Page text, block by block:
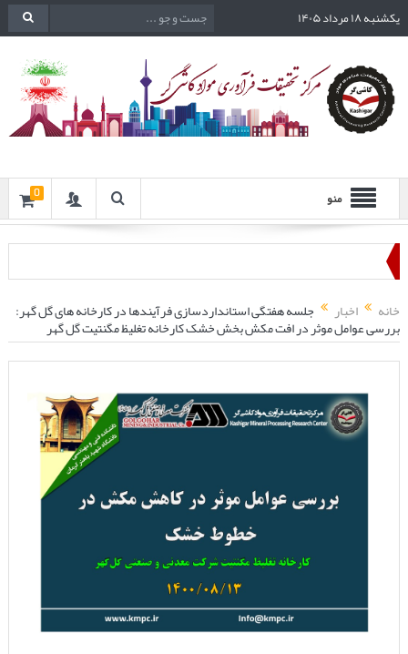
یکشنبه ۱۸ مرداد ۱۴۰۵
منو 0
خانه اخبار جلسه هفتگی استانداردسازی فرآیندها در کارخانه های گل گهر:
بررسی عوامل موثر در افت مکش بخش خشک کارخانه تغلیظ مگنتیت گل گهر